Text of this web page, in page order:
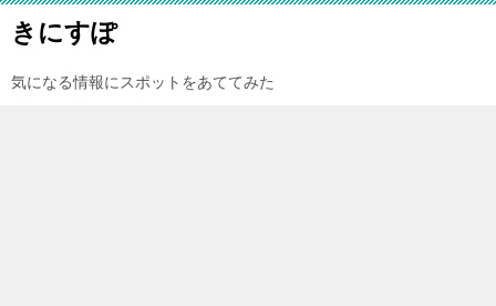
きにすぽ
気になる情報にスポットをあててみた